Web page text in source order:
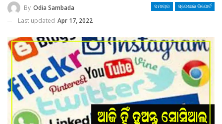
ସମାଚାର ସ୍ପେଶାଲ ରିପୋର୍ଟ
By Odia Sambada
Last updated Apr 17, 2022